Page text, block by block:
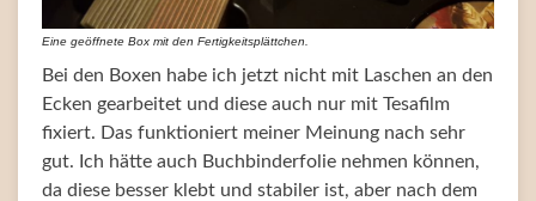
Eine geöffnete Box mit den Fertigkeitsplättchen.
Bei den Boxen habe ich jetzt nicht mit Laschen an den
Ecken gearbeitet und diese auch nur mit Tesafilm
fixiert. Das funktioniert meiner Meinung nach sehr
gut. Ich hätte auch Buchbinderfolie nehmen können,
da diese besser klebt und stabiler ist, aber nach dem